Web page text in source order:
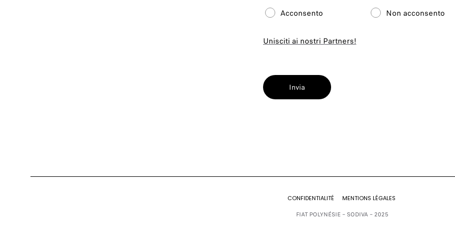
Acconsento Non acconsento
Unisciti ai nostri Partners!
Invia
CONFIDENTIALITÉ
MENTIONS LÉGALES
FIAT POLYNÉSIE – SODIVA – 2025